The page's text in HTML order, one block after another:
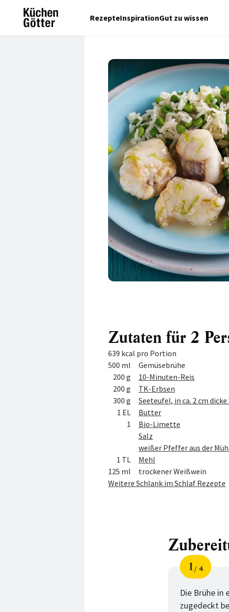
RezepteInspirationGut zu wissen
Zutaten für 2
639 kcal pro Portion
Menge Zutat
500 ml
Gemüsebrühe
200 g
10-Minuten-Reis
200 g
TK-Erbsen
300 g
Seeteufel, in ca. 2 cm
1 EL
Butter
1
Bio-Limette
Salz
weißer Pfeffer aus der
1 TL
Mehl
125 ml
trockener Weißwein
Weitere Schlank im Schlaf Rezepte
Schritt
1
von
4
Die Brühe in
zugedeckt